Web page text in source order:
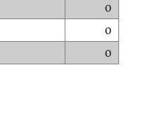
0
0
0